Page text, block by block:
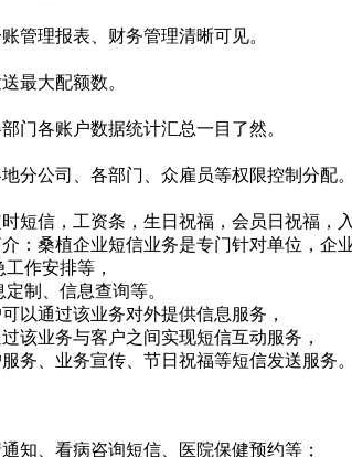
管理报表、财务管理清晰可见。
最大配额数。
门各账户数据统计汇总一目了然。
分公司、各部门、众雇员等权限控制分配。
短信，工资条，生日祝福，会员日祝福，
：桑植企业短信业务是专门针对单位，企
作安排等，
制、信息查询等。
以通过该业务对外提供信息服务，
该业务与客户之间实现短信互动服务，
务、业务宣传、节日祝福等短信发送服务。
知、看病咨询短信、医院保健预约等；